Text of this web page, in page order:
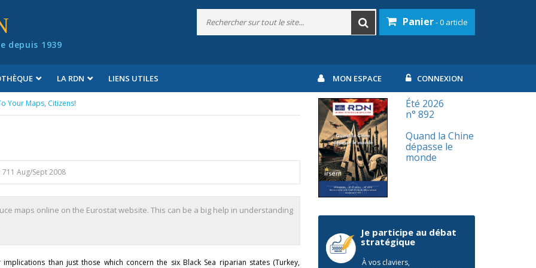
depuis 1939
Panier- 0 article
LA RDN LIENS UTILES MON ESPACE CONNEXION
Your Maps, Citizens!
711 Aug/Sept 2008
maps online on the Eurostat website. This can be a big help in understanding
than just those which concern the six Black Sea riparian states (Turkey,
Été 2026
n° 892
Quand la Chine
dépasse le
monde
Je participe au débat
stratégique
À vos claviers,